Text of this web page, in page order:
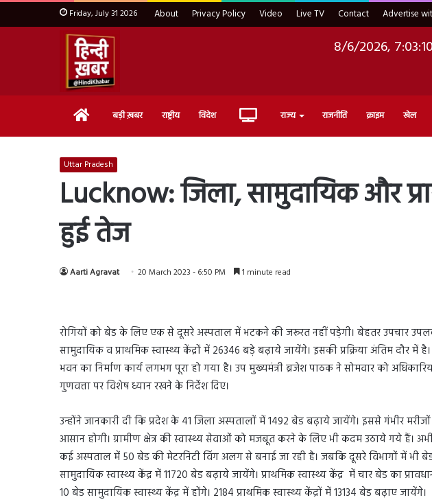
Friday, July 31 2026 About Privacy Policy Video Live TV Contact Advertise
8/6/2026,
Home बड़ी ख़बर राष्ट्रीय विदेश Live राज्य राजनीति क्राइम खेल
Uttar Pradesh
Lucknow: जिला, सामुदायिक और
हुई तेज
Aarti Agravat 20 March 2023 - 6:50 PM 1 minute read
रोगियों को बेड के लिए एक से दूसरे अस्पताल में भटकने की जरूरत नहीं पड़ेगी। बेहतर उपचार
सामुदायिक व प्राथमिक स्वास्थ्य केंद्रों में 26346 बड़े बढ़ाये जायेंगे। इसकी प्रक्रिया अंतिम दौर
भवन का निर्माण कार्य लगभग पूरा हो गया है। उप मुख्यमंत्री ब्रजेश पाठक ने सोमवार को
गुणवत्ता पर विशेष ध्यान रखने के निर्देश दिए।
उन्होंने जानकारी दी कि प्रदेश के 41 जिला अस्पतालों में 1492 बेड बढ़ाये जायेंगे। इससे गंभीर
आसान होगी। ग्रामीण क्षेत्र की स्वास्थ्य सेवाओं को मजबूत करने के लिए भी कदम उठाये गये हैं।
कई अस्पताल में 50 बेड की मेटरनिटी विंग अलग से बनाई जा रही है। जबकि दूसरे विभागों में भी
सामुदायिक स्वास्थ्य केंद्र में 11720 बेड बढ़ाये जायेंगे। प्राथमिक स्वास्थ्य केंद्र में चार बेड का
10 बेड सामुदायिक स्वास्थ्य केंद्र में होंगे। 2184 प्राथमिक स्वास्थ्य केंद्रों में 13134 बेड बढ़ाए जायेंगे।